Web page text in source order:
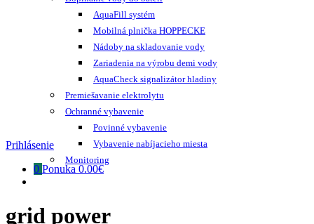
AquaFill systém
Mobilná plnička HOPPECKE
Nádoby na skladovanie vody
Zariadenia na výrobu demi vody
AquaCheck signalizátor hladiny
Premiešavanie elektrolytu
Ochranné vybavenie
Povinné vybavenie
Vybavenie nabíjacieho miesta
Monitoring
Prihlásenie
0 Ponuka 0.00€
grid power